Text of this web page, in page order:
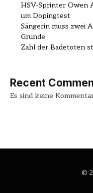
HSV-Sprinter Owen
um Dopingtest
Sängerin muss zwei
Gründe
Zahl der Badetoten
Recent
Es sind keine
©